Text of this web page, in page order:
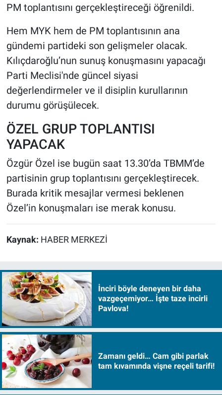
PM toplantısını gerçekleştireceği öğrenildi.
Hem MYK hem de PM toplantısının ana
gündemi partideki son gelişmeler olacak.
Kılıçdaroğlu’nun sunuş konuşmasını yapacağı
Parti Meclisi'nde güncel siyasi
değerlendirmeler ve il disiplin kurullarının
durumu görüşülecek.
ÖZEL GRUP TOPLANTISI
YAPACAK
Özgür Özel ise bugün saat 13.30’da TBMM’de
partisinin grup toplantısını gerçekleştirecek.
Burada kritik mesajlar vermesi beklenen
Özel’in konuşmaları ise merak konusu.
Kaynak: HABER MERKEZİ
İnciri böyle deneyen bir daha
vazgeçemiyor… İşte taze incirli
Pavlova!
Zamanı geldi… Cam gibi parlak
tam kıvamında vişne reçeli tarifi!